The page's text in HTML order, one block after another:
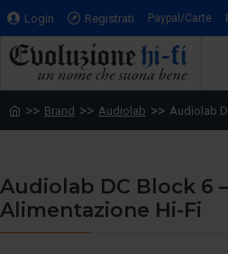
Login Registrati Paypal/Carte
Brand Audiolab Audiolab
Audiolab DC Block 6
Alimentazione Hi-Fi